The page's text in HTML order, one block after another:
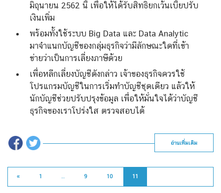
มิถุนายน 2562 นี้ เพื่อให้ได้รับสิทธิยกเว้นเบี้ยปรับ
เงินเพิ่ม
พร้อมทั้งใช้ระบบ Big Data และ Data Analytic
มาจำแนกบัญชีของกลุ่มธุรกิจว่ามีลักษณะใดที่เข้า
ข่ายว่าเป็นการเลี่ยงภาษีด้วย
เพื่อหลีกเลี่ยงบัญชีดังกล่าว เจ้าของธุรกิจควรใช้
โปรแกรมบัญชีในการเริ่มทำบัญชีชุดเดียว แล้วให้
นักบัญชีช่วยปรับปรุงข้อมูล เพื่อให้มั่นใจได้ว่าบัญชี
ธุรกิจของเราโปร่งใส ตรวจสอบได้
อ่านเพิ่มเติม
« 1 … 9 10 11